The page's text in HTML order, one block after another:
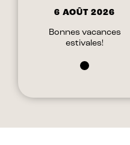
6 AOÛT 2026
Bonnes vacances
estivales!